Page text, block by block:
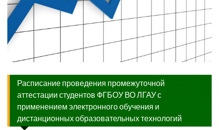
Расписание проведения промежуточной
аттестации студентов ФГБОУ ВО ЛГАУ с
применением электронного обучения и
дистанционных образовательных технологий